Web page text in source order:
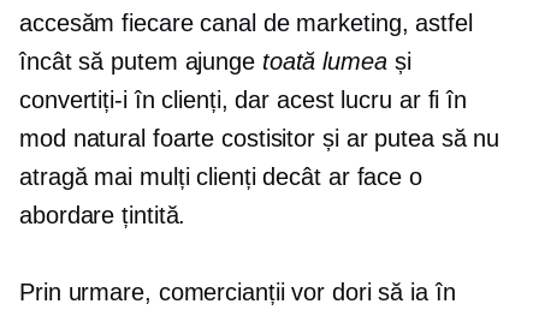
accesăm fiecare canal de marketing, astfel
încât să putem ajunge toată lumeași
convertiți-i în clienți, dar acest lucru ar fi în
mod natural foarte costisitor și ar putea să nu
atragă mai mulți clienți decât ar face o
abordare țintită.
Prin urmare, comercianții vor dori să ia în